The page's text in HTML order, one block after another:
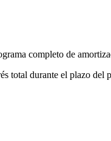
completo de
total durante el plazo